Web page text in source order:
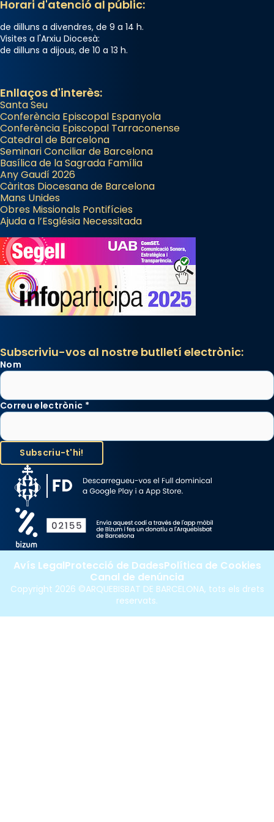
Horari d'atenció al públic:
de dilluns a divendres, de 9 a 14 h.
Visites a l'Arxiu Diocesà:
de dilluns a dijous, de 10 a 13 h.
Enllaços d'interès:
Santa Seu
Conferència Episcopal Espanyola
Conferència Episcopal Tarraconense
Catedral de Barcelona
Seminari Conciliar de Barcelona
Basílica de la Sagrada Família
Any Gaudí 2026
Càritas Diocesana de Barcelona
Mans Unides
Obres Missionals Pontifícies
Ajuda a l’Església Necessitada
Subscriviu-vos al nostre butlletí electrònic:
Nom
Correu electrònic *
Copyright 2026 ©ARQUEBISBAT DE BARCELONA, tots els drets
reservats.
Avís LegalProtecció de DadesPolítica de Cookies
Canal de denúncia